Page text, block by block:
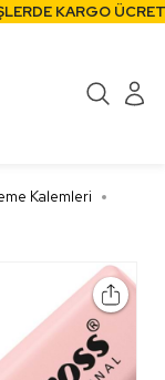
KARGO
Kalemleri